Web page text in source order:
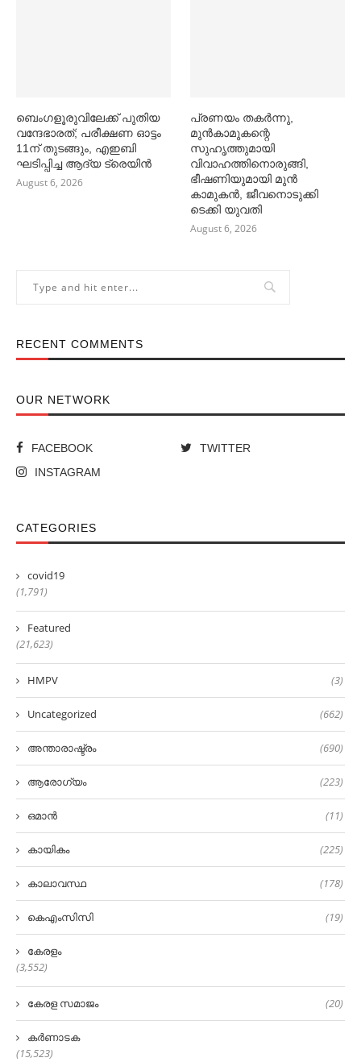
ബെംഗളൂരുവിലേക്ക് പുതിയ
വന്ദേഭാരത്; പരീക്ഷണ ഓട്ടം
11ന് തുടങ്ങും, എഇബി
ഘടിപ്പിച്ച ആദ്യ ട്രെയിന്‍
August 6, 2026
പ്രണയം തകര്‍ന്നു,
മുൻകാമുകന്റെ
സുഹൃത്തുമായി
വിവാഹത്തിനൊരുങ്ങി,
ഭീഷണിയുമായി മുൻ
കാമുകൻ, ജീവനൊടുക്കി
ടെക്കി യുവതി
August 6, 2026
RECENT COMMENTS
OUR NETWORK
FACEBOOK
TWITTER
INSTAGRAM
CATEGORIES
covid19
(1,791)
Featured
(21,623)
HMPV (3)
Uncategorized (662)
അന്താരാഷ്ട്രം (690)
ആരോഗ്യം (223)
ഒമാൻ (11)
കായികം (225)
കാലാവസ്ഥ (178)
കെഎംസിസി (19)
കേരളം
(3,552)
കേരള സമാജം (20)
കർണാടക
(15,523)